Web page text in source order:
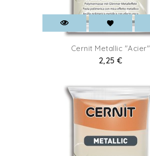
Cernit Metallic "Acier"
Prix
2,25 €